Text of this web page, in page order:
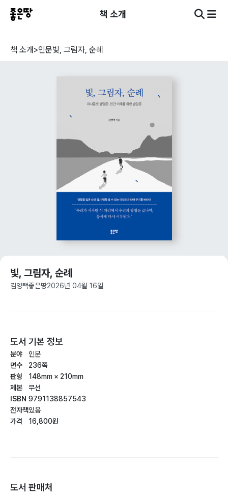
책 소개
책 소개>인문빛, 그림자, 순례
빛, 그림자, 순례
김영택좋은땅2026년 04월 16일
도서 기본 정보
분야
면수
판형
제본
ISBN
전자책
가격
인문
236쪽
148mm × 210mm
무선
9791138857543
있음
16,800원
도서 판매처